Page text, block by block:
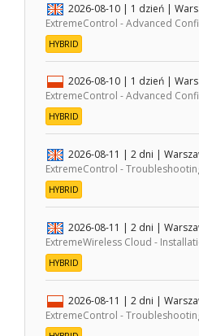
2026-08-10 | 1 dzień |
ExtremeControl - Advanced
HYBRID
2026-08-10 | 1 dzień |
ExtremeControl - Advanced
HYBRID
2026-08-11 | 2 dni |
ExtremeControl -
HYBRID
2026-08-11 | 2 dni |
ExtremeWireless Cloud -
HYBRID
2026-08-11 | 2 dni |
ExtremeControl -